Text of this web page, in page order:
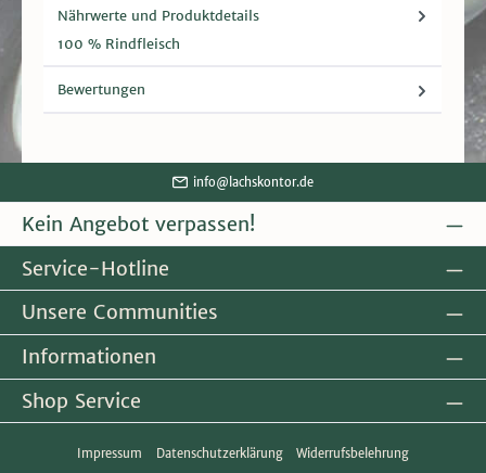
Nährwerte und Produktdetails
100 % Rindfleisch
Bewertungen
info@lachskontor.de
Kein Angebot verpassen!
Service-Hotline
Unsere Communities
Informationen
Shop Service
Impressum Datenschutzerklärung Widerrufsbelehrung